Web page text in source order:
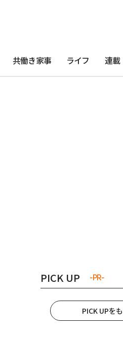
共働き家事 ライフ 連載
PICK UP -PR-
PICK UPを